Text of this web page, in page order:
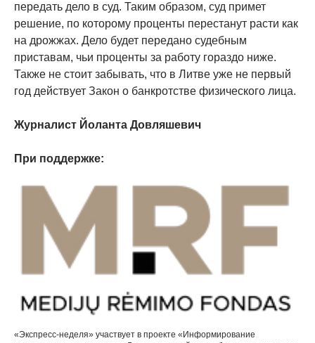
передать дело в суд. Таким образом, суд примет
решение, по которому проценты перестанут расти как
на дрожжах. Дело будет передано судебным
приставам, чьи проценты за работу гораздо ниже.
Также не стоит забывать, что в Литве уже не первый
год действует Закон о банкротстве физического лица.
Журналист Йоланта Довляшевич
При поддержке:
«Экспресс-неделя» участвует в проекте «Информирование